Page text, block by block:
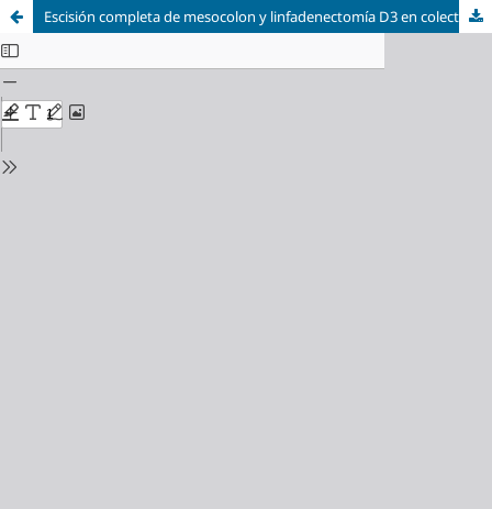
Escisión completa de mesocolon y linfadenectomía D3 en colectomías derechas: estado actual de la literatura